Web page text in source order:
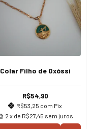
Colar Filho de Oxóssi
R$54,90
R$53,25 com Pix
2 x de R$27,45 sem juros